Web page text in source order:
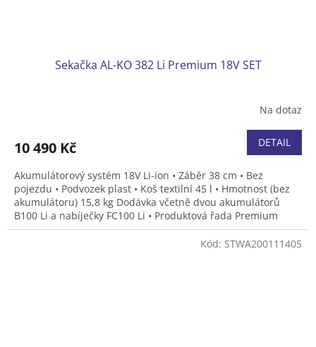
Sekačka AL-KO 382 Li Premium 18V SET
Na dotaz
10 490 Kč DETAIL
Akumulátorový systém 18V Li-ion • Záběr 38 cm • Bez
pojezdu • Podvozek plast • Koš textilní 45 l • Hmotnost (bez
akumulátoru) 15,8 kg Dodávka včetně dvou akumulátorů
B100 Li a nabíječky FC100 Li • Produktová řada Premium
Kód: STWA200111405